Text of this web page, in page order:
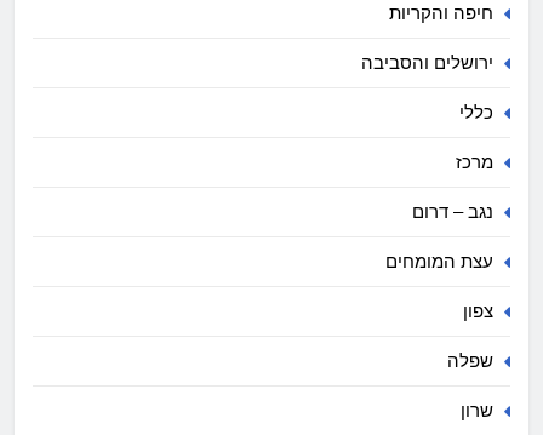
חיפה והקריות
ירושלים והסביבה
כללי
מרכז
נגב – דרום
עצת המומחים
צפון
שפלה
שרון